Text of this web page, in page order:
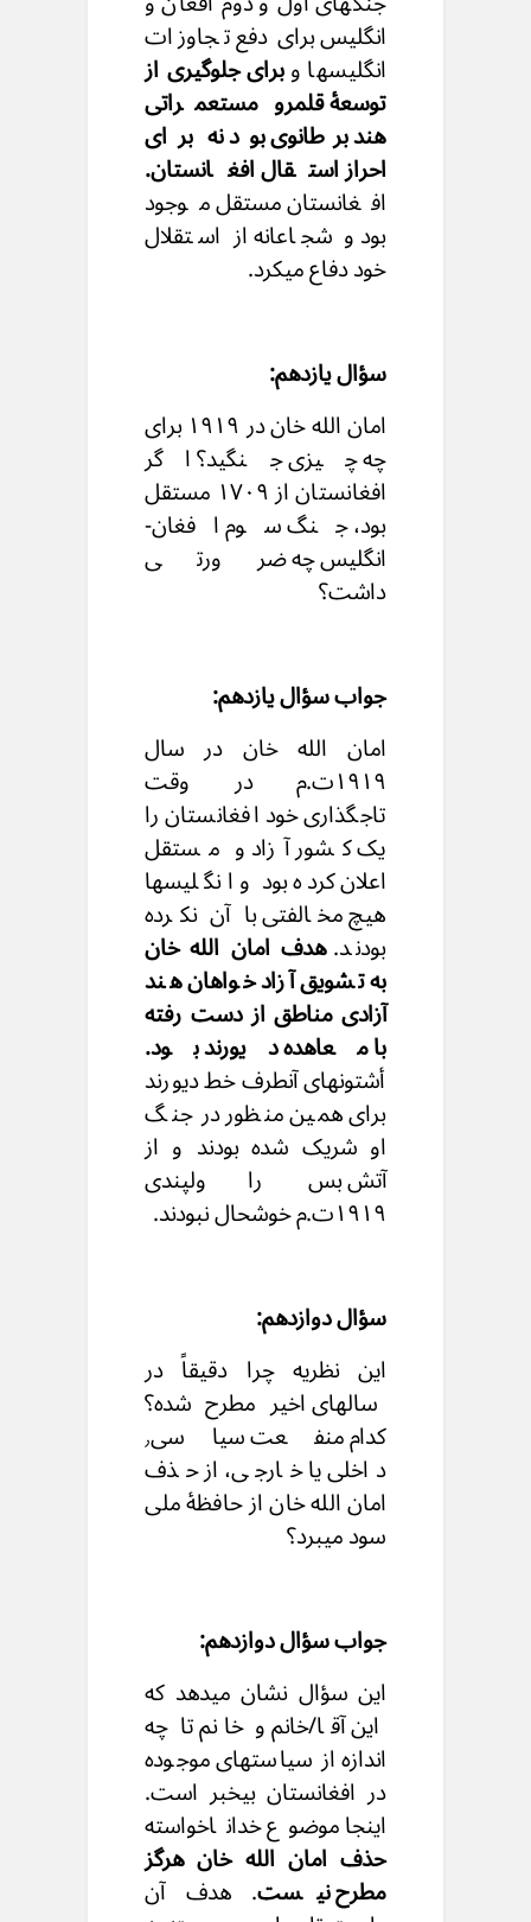
انگلیس برای دفع تجاوزات
انگلیسها وبرای جلوگیری از
توسعهٔ قلمرو مستعمراتی
هند برطانوی بود نه برای
احراز استقال افغانستان.
افغانستان مستقل موجود
بود و شجاعانه از استقلال
خود دفاع میکرد.
سؤال یازدهم:
امان الله خان در ۱۹۱۹ برای
چه چیزی جنگید؟ اگر
افغانستان از ۱۷۰۹ مستقل
بود، جنگ سوم افغان-
انگلیس چه ضرورتی
داشت؟
جواب سؤال یازدهم:
امان الله خان در سال
۱۹۱۹ت.م در وقت
تاجگذاری خود افغانستان را
یک کشور آزاد و مستقل
اعلان کرده بود و انگلیسها
هیچ مخالفتی با آن نکرده
بودند.هدف امان الله خان
به تشویق آزاد خواهان هند
آزادی مناطق از دست رفته
با معاهده دیورند بود.
أشتونهای آنطرف خط دیورند
برای همین منظور در جنگ
او شریک شده بودند و از
آتش بس راولپندی
۱۹۱۹ت.م خوشحال نبودند.
سؤال دوازدهم:
این نظریه چرا دقیقاً در
سالهای اخیر مطرح شده؟
کدام منفعت سیاسی٫
داخلی یا خارجی، از حذف
امان الله خان از حافظۀ ملی
سود میبرد؟
جواب سؤال دوازدهم:
این سؤال نشان میدهد که
این آقا/خانم و خانم تا چه
اندازه از سیاستهای موجوده
در افغانستان بیخبر است.
اینجا موضوع خداناخواسته
حذف امان الله خان هرگز
مطرح نیست. هدف آن